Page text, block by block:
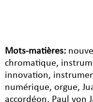
Mots-matières:
chromatique,
innovation,
numérique, orgue,
accordéon, Paul von